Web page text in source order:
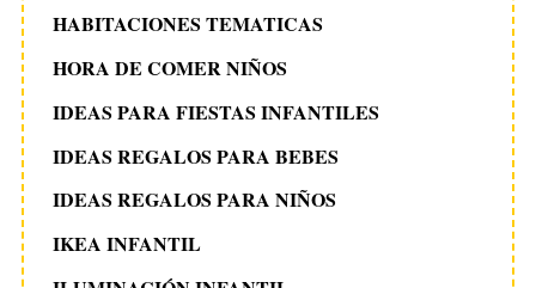
HABITACIONES TEMATICAS
HORA DE COMER NIÑOS
IDEAS PARA FIESTAS INFANTILES
IDEAS REGALOS PARA BEBES
IDEAS REGALOS PARA NIÑOS
IKEA INFANTIL